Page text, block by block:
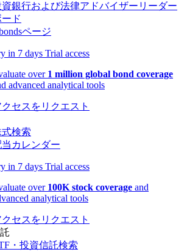
資銀行および法律アドバイザーリーダー
ード
ページ
in 7 days Trial access
over 1 million global bond coverage
advanced analytical tools
クセスをリクエスト
検索
当カレンダー
in 7 days Trial access
over 100K stock coverage and
analytical tools
クセスをリクエスト
・投資信託検索